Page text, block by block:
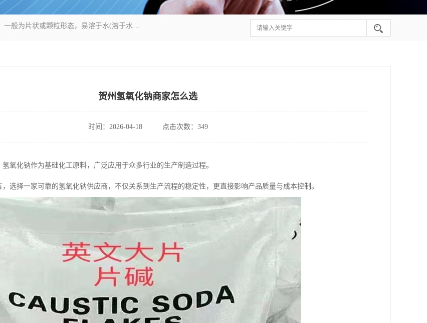
氢氧化钠化学式为NaOH，为一种具有很强腐蚀性的强碱，一般为片状或颗粒形态，易溶于水(溶于水时放热)并形成碱性溶液，另有潮解性，易吸取空气中的水蒸气(潮解)和(变质)。NaOH是化学实验室其中一种必备的化学品，亦为常见的化工品之一。纯品是无色透明的晶体。密度2.130g/cm3。熔点318.4℃。沸点1390℃。工业品含有少量的氯化和碳酸，是白色不透明的晶体。
贺州氢氧化钠商家怎么选
时间：2026-04-18 点击次数：349
氧化钠作为基础化工原料，广泛应用于众多行业的生产制造过程。
选择一家可靠的氢氧化钠供应商，不仅关系到生产流程的稳定性，更直接影响产品质量与成本控制。